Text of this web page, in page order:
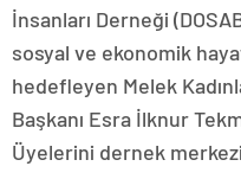
İnsanları Derneği
sosyal ve ekonomik
hedefleyen Melek
Başkanı Esra İlknur
Üyelerini dernek